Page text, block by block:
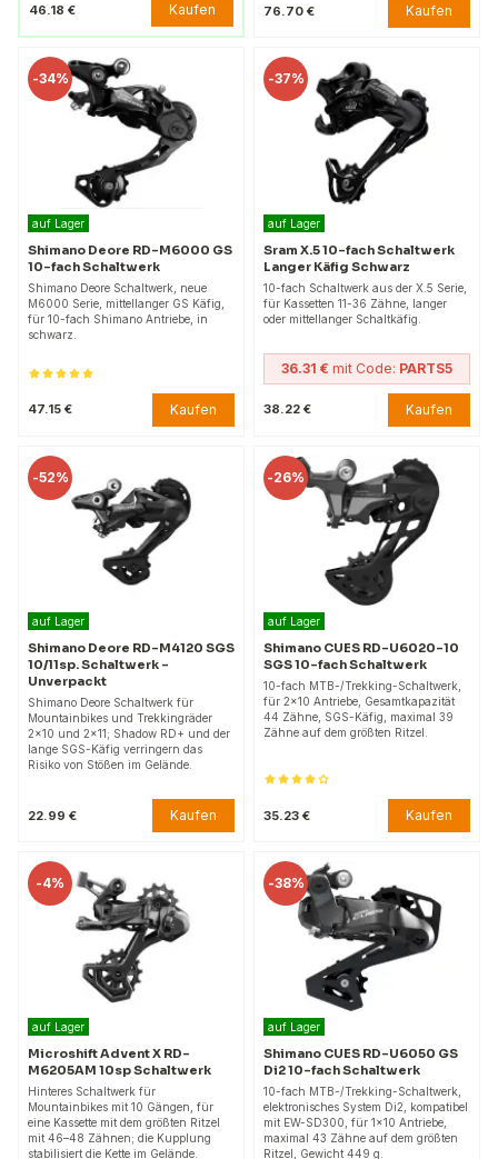
46.18 € Kaufen 76.70 € Kaufen
-34%
auf Lager
Shimano Deore RD-M6000 GS
10-fach Schaltwerk
Shimano Deore Schaltwerk, neue
M6000 Serie, mittellanger GS Käfig,
für 10-fach Shimano Antriebe, in
schwarz.
47.15 € Kaufen
-37%
auf Lager
Sram X.5 10-fach Schaltwerk
Langer Käfig Schwarz
10-fach Schaltwerk aus der X.5 Serie,
für Kassetten 11-36 Zähne, langer
oder mittellanger Schaltkäfig.
36.31 € mit Code: PARTS5
38.22 € Kaufen
-52%
auf Lager
Shimano Deore RD-M4120 SGS
10/11sp. Schaltwerk -
Unverpackt
Shimano Deore Schaltwerk für
Mountainbikes und Trekkingräder
2×10 und 2×11; Shadow RD+ und der
lange SGS-Käfig verringern das
Risiko von Stößen im Gelände.
22.99 € Kaufen
-26%
auf Lager
Shimano CUES RD-U6020-10
SGS 10-fach Schaltwerk
10-fach MTB-/Trekking-Schaltwerk,
für 2×10 Antriebe, Gesamtkapazität
44 Zähne, SGS-Käfig, maximal 39
Zähne auf dem größten Ritzel.
35.23 € Kaufen
-4%
auf Lager
Microshift Advent X RD-
M6205AM 10sp Schaltwerk
Hinteres Schaltwerk für
Mountainbikes mit 10 Gängen, für
eine Kassette mit dem größten Ritzel
mit 46–48 Zähnen; die Kupplung
stabilisiert die Kette im Gelände.
-38%
auf Lager
Shimano CUES RD-U6050 GS
Di2 10-fach Schaltwerk
10-fach MTB-/Trekking-Schaltwerk,
elektronisches System Di2, kompatibel
mit EW-SD300, für 1×10 Antriebe,
maximal 43 Zähne auf dem größten
Ritzel, Gewicht 449 g.